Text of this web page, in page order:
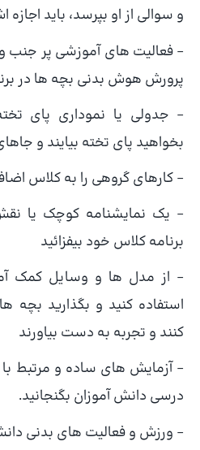
و سوالی از او بپرسد، باید
– فعالیت های آموزشی پر جنب
پرورش هوش بدنی بچه ها در
– جدولی یا نموداری پای
بخواهید پای تخته بیایند و
– کارهای گروهی را به کلاس
– یک نمایشنامه کوچک یا
برنامه کلاس خود بیفزائید
– از مدل ها و وسایل کمک
استفاده کنید و بگذارید بچه
کنند و تجربه به دست بیاورند
– آزمایش های ساده و مرتبط
درسی دانش آموزان بگنجانید.
– ورزش و فعالیت های بدنی